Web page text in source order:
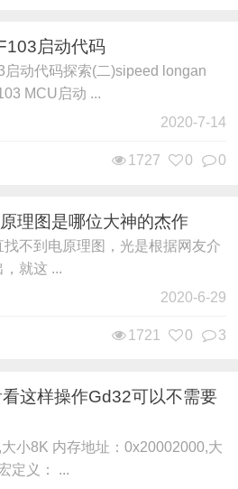
启动代码
动代码探索(二)sipeed longan
MCU启动 ...
2020-7-14
0
0
1727
理图是哪位大神的杰作
不到电原理图，光是根据网友介
就这 ...
2020-6-29
3
0
1721
这样操作Gd32可以不需要
小8K 内存地址：0x20002000,大
定义： ...